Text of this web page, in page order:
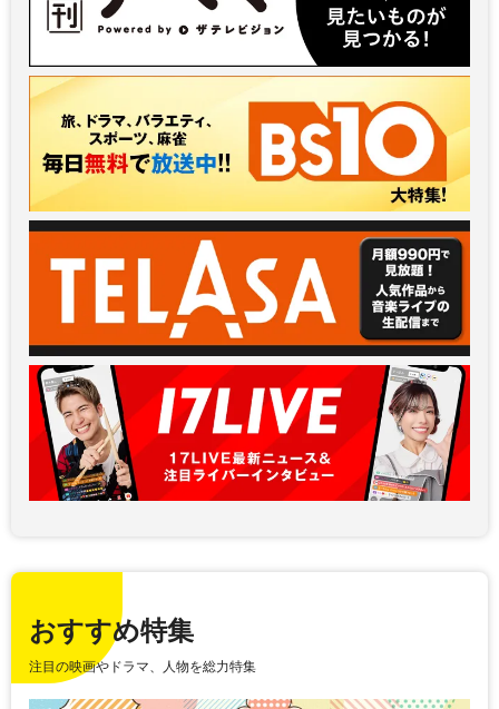
おすすめ特集
注目の映画やドラマ、人物を総力特集